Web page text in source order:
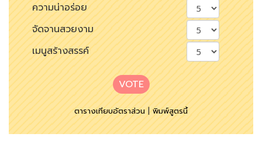
ความน่าอร่อย
จัดจานสวยงาม
เมนูสร้างสรรค์
VOTE
ตารางเทียบอัตราส่วน|พิมพ์สูตรนี้